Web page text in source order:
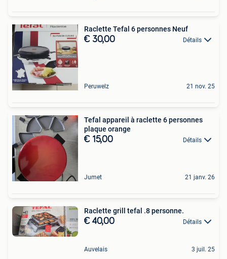
Raclette Tefal 6 personnes Neuf
€ 30,00 Détails
Peruwelz 21 nov. 25
Tefal appareil à raclette 6 personnes
plaque orange
€ 15,00 Détails
Jumet 21 janv. 26
Raclette grill tefal .8 personne.
€ 40,00 Détails
Auvelais 3 juil. 25